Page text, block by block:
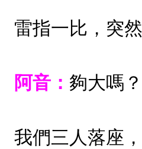
雷指一比，突然
阿音： 夠大嗎？
我們三人落座，